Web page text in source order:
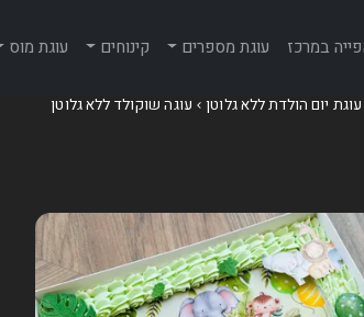
במרכז עוגת מספרים קינוחים עוגת מוס
עוגת יום הולדת ללא גלוטן עוגה שוקולד ללא גלוטן